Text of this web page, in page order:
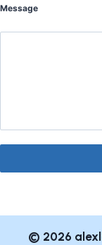
Message
© 2026